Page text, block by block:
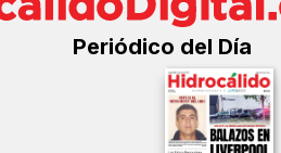
Periódico del Día